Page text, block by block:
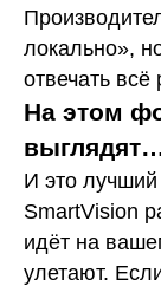
локально»,
отвечать
На этом
И это
SmartVision
идёт на
улетают.